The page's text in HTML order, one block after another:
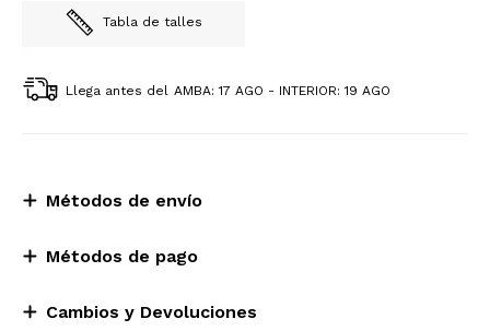
Tabla de talles
Llega antes del AMBA: 17 AGO - INTERIOR: 19 AGO
Métodos de envío
Métodos de pago
Cambios y Devoluciones